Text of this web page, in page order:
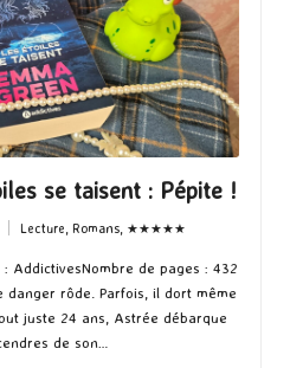
se taisent : Pépite !
Posted
in
Lecture Romans, ★★★★★
AddictivesNombre de pages : 432
danger rôde. Parfois, il dort même
juste 24 ans, Astrée débarque
de son…